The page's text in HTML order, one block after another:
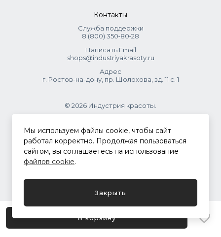
В корзину
Контакты
Служба поддержки
8 (800) 350‑80‑28
Написать Email
shops@industriyakrasoty.ru
Адрес
г. Ростов-на-дону, пр. Шолохова, зд. 11 с. 1
© 2026 Индустрия красоты.
.
Политика конфиденциальности
Мы используем файлы cookie, чтобы сайт
работал корректно. Продолжая пользоваться
сайтом, вы соглашаетесь на использование
файлов cookie.
Закрыть